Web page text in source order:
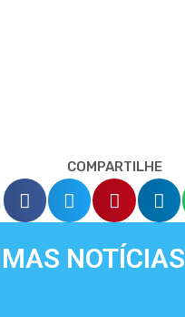
COMPARTILHE
NOTÍCIAS